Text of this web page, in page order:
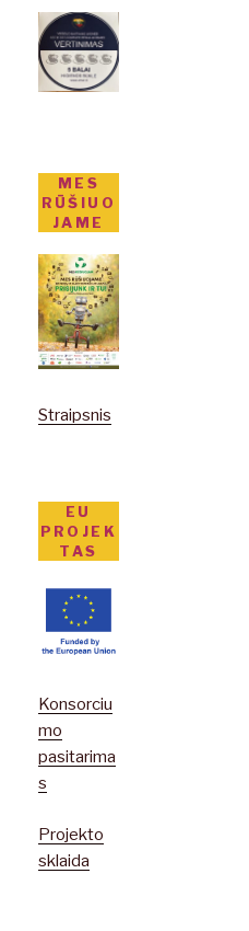
MES
RŪŠIUO
JAME
Straipsnis
EU
PROJEK
TAS
Konsorciu
mo
pasitarima
s
Projekto
sklaida